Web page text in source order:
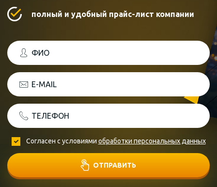
полный и удобный прайс-лист компании
ФИО
E-MAIL
ТЕЛЕФОН
Согласен с условиями обработки персональных данных
ОТПРАВИТЬ